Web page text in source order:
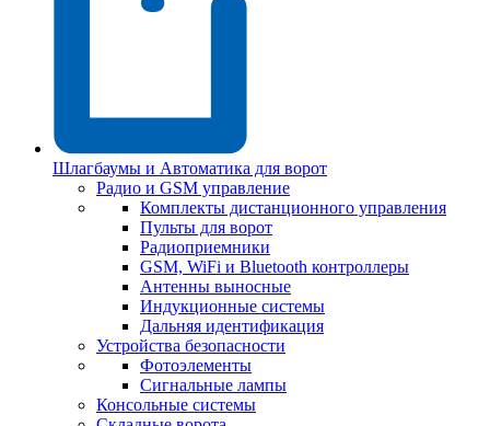
Шлагбаумы и Автоматика для ворот
Радио и GSM управление
Комплекты дистанционного управления
Пульты для ворот
Радиоприемники
GSM, WiFi и Bluetooth контроллеры
Антенны выносные
Индукционные системы
Дальняя идентификация
Устройства безопасности
Фотоэлементы
Сигнальные лампы
Консольные системы